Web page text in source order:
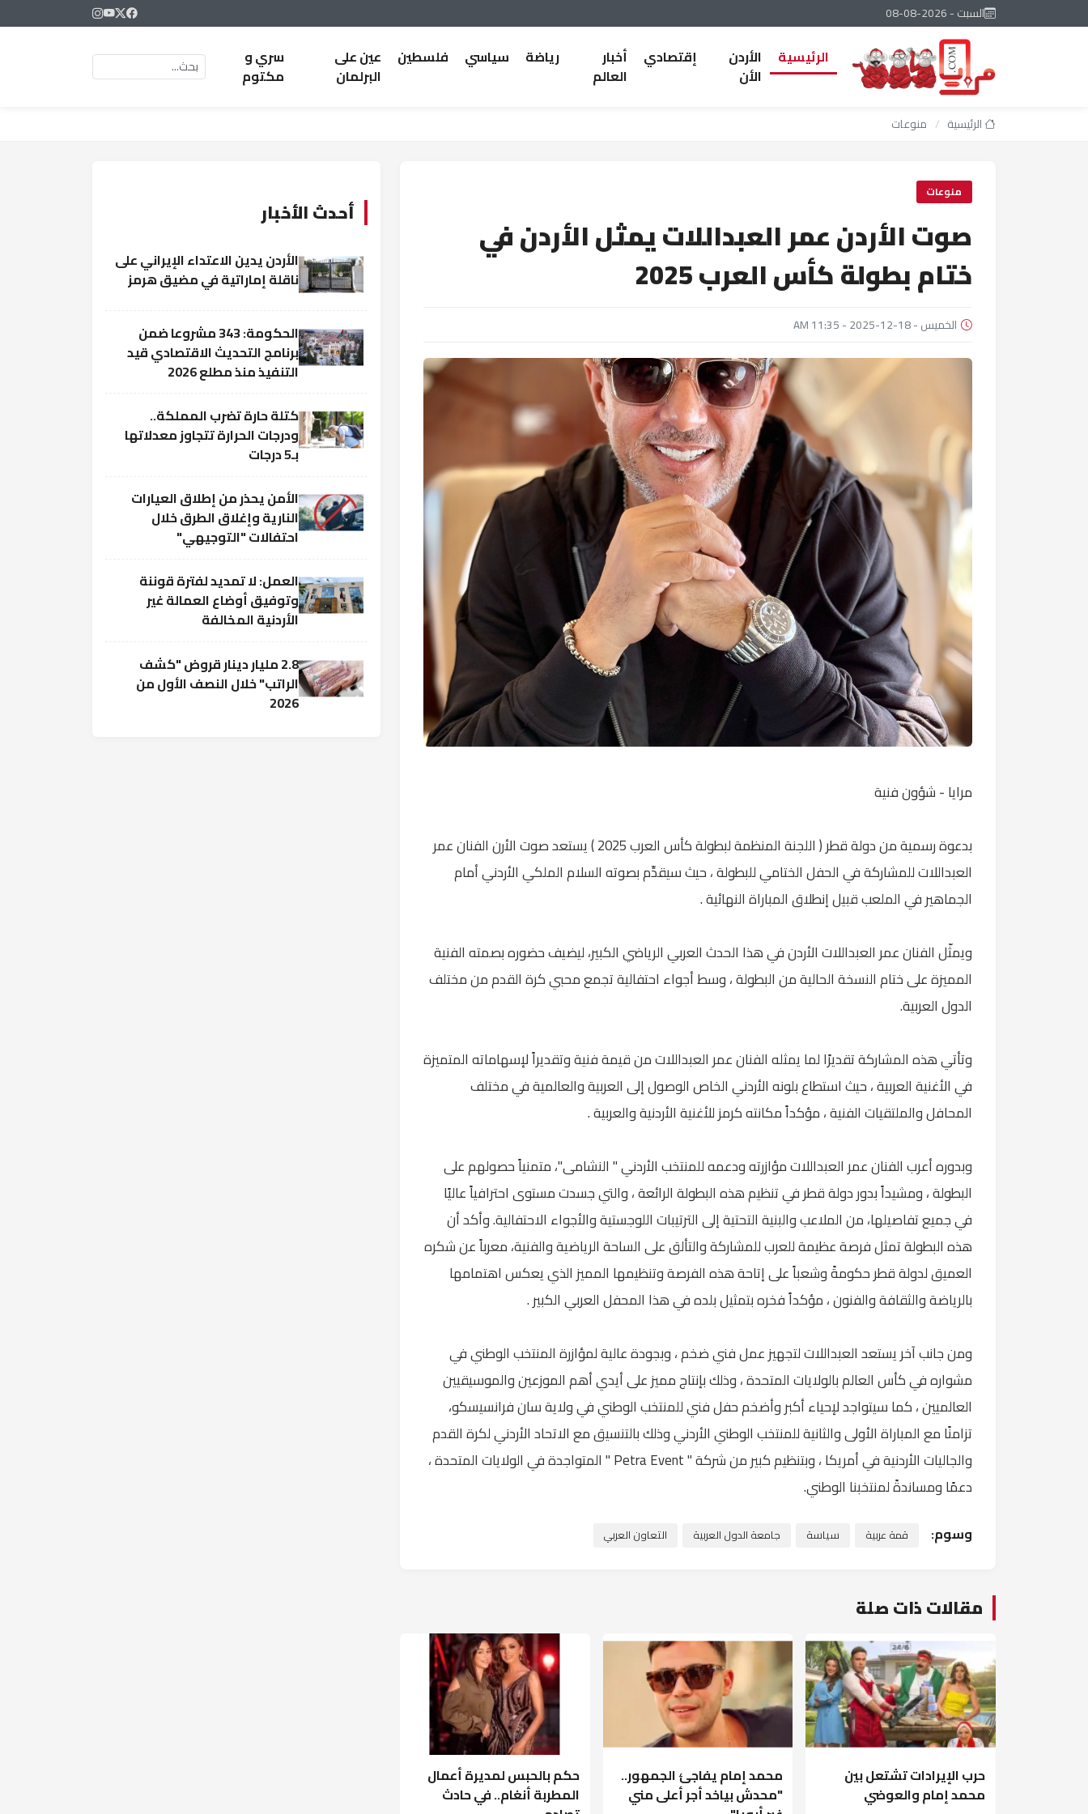
السبت - 2026-08-08
الرئيسية
الأردن
الأن
إقتصادي
أخبار
العالم
رياضة سياسي فلسطين
عين على
البرلمان
سري و
مكتوم
الرئيسية / منوعات
منوعات
صوت الأردن عمر العبداللات يمثل الأردن في
ختام بطولة كأس العرب 2025
الخميس - 18-12-2025 - 11:35 AM
مرايا - شؤون فنية
بدعوة رسمية من دولة قطر ( اللجنة المنظمة لبطولة كأس العرب 2025 ) يستعد صوت الأرن الفنان عمر
العبداللات للمشاركة في الحفل الختامي للبطولة ، حيث سيقدِّم بصوته السلام الملكي الأردني أمام
الجماهير في الملعب قبيل إنطلاق المباراة النهائية .
ويمثّل الفنان عمر العبداللات الأردن في هذا الحدث العربي الرياضي الكبير، ليضيف حضوره بصمته الفنية
المميزة على ختام النسخة الحالية من البطولة ، وسط أجواء احتفالية تجمع محبي كرة القدم من مختلف
الدول العربية.
وتأتي هذه المشاركة تقديرًا لما يمثله الفنان عمر العبداللات من قيمة فنية وتقديراً لإسهاماته المتميزة
في الأغنية العربية ، حيث استطاع بلونه الأردني الخاص الوصول إلى العربية والعالمية في مختلف
المحافل والملتقيات الفنية ، مؤكداً مكانته كرمز للأغنية الأردنية والعربية .
وبدوره أعرب الفنان عمر العبداللات مؤازرته ودعمه للمنتخب الأردني " النشامى"، متمنياً حصولهم على
البطولة ، ومشيداً بدور دولة قطر في تنظيم هذه البطولة الرائعة ، والتي جسدت مستوى احترافياً عاليًا
في جميع تفاصيلها، من الملاعب والبنية التحتية إلى الترتيبات اللوجستية والأجواء الاحتفالية. وأكد أن
هذه البطولة تمثل فرصة عظيمة للعرب للمشاركة والتألق على الساحة الرياضية والفنية، معرباً عن شكره
العميق لدولة قطر حكومةً وشعباً على إتاحة هذه الفرصة وتنظيمها المميز الذي يعكس اهتمامها
بالرياضة والثقافة والفنون ، مؤكداً فخره بتمثيل بلده في هذا المحفل العربي الكبير .
ومن جانب آخر يستعد العبداللات لتجهيز عمل فني ضخم ، وبجودة عالية لمؤازرة المنتخب الوطني في
مشواره في كأس العالم بالولايات المتحدة ، وذلك بإنتاج مميز على أيدي أهم الموزعين والموسيقيين
العالميين ، كما سيتواجد لإحياء أكبر وأضخم حفل فني للمنتخب الوطني في ولاية سان فرانسيسكو،
تزامنًا مع المباراة الأولى والثانية للمنتخب الوطني الأردني وذلك بالتنسيق مع الاتحاد الأردني لكرة القدم
والجاليات الأردنية في أمريكا ، وبتنظيم كبير من شركة " Petra Event " المتواجدة في الولايات المتحدة ،
دعمًا ومساندةً لمنتخبنا الوطني.
وسوم: قمة عربية سياسة جامعة الدول العربية التعاون العربي
مقالات ذات صلة
حرب الإيرادات تشتعل بين
محمد إمام والعوضي
محمد إمام يفاجئ الجمهور..
"محدش بياخد أجر أعلى مني
حكم بالحبس لمديرة أعمال
المطربة أنغام.. في حادث
أحدث الأخبار
الأردن يدين الاعتداء الإيراني على
ناقلة إماراتية في مضيق هرمز
الحكومة: 343 مشروعا ضمن
برنامج التحديث الاقتصادي قيد
التنفيذ منذ مطلع 2026
كتلة حارة تضرب المملكة..
ودرجات الحرارة تتجاوز معدلاتها
بـ5 درجات
الأمن يحذر من إطلاق العيارات
النارية وإغلاق الطرق خلال
احتفالات "التوجيهي"
العمل: لا تمديد لفترة قوننة
وتوفيق أوضاع العمالة غير
الأردنية المخالفة
2.8 مليار دينار قروض "كشف
الراتب" خلال النصف الأول من
2026